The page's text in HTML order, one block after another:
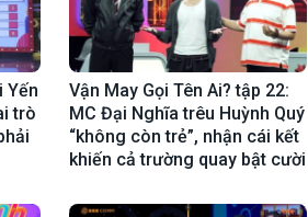
Yến
trò
Vận May Gọi Tên Ai? tập 22:
MC Đại Nghĩa trêu Huỳnh Quý
“không còn trẻ”, nhận cái kết
khiến cả trường quay bật cười